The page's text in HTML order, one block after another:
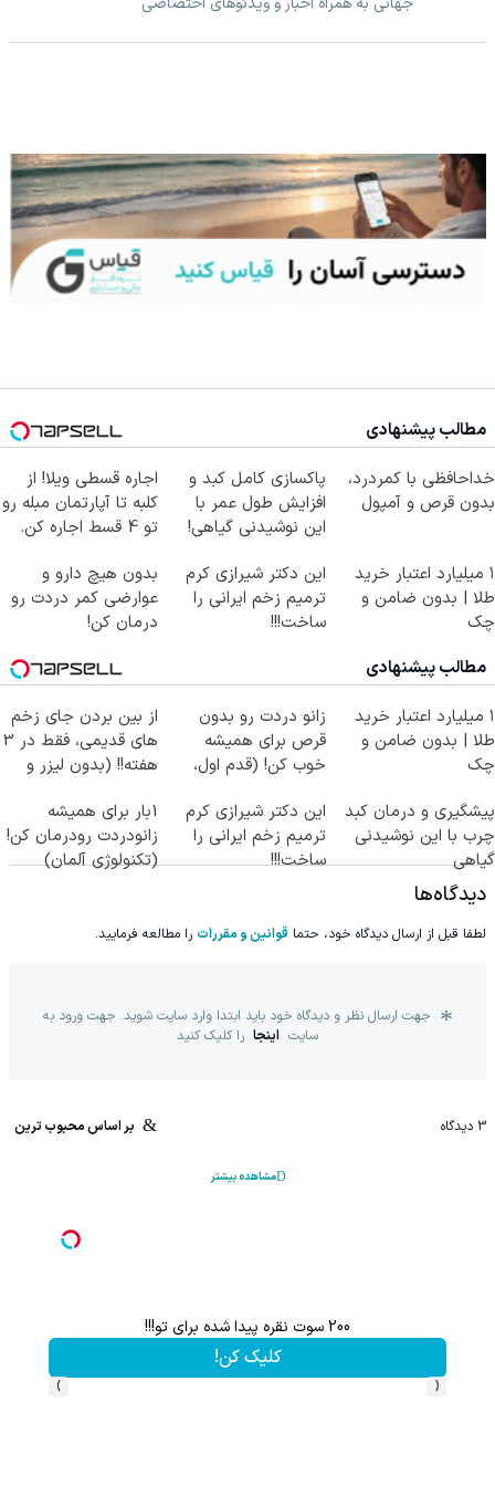
مطالب پیشنهادی
خداحافظی با کمردرد،
بدون قرص و آمپول
پاکسازی کامل کبد و
افزایش طول عمر با
این نوشیدنی گیاهی!
اجاره‌ قسطی ویلا! از
کلبه تا آپارتمان مبله رو
تو 4 قسط اجاره کن.
۱ میلیارد اعتبار خرید
طلا | بدون ضامن و
چک
این دکتر شیرازی کرم
ترمیم زخم ایرانی را
ساخت!!!
بدون هیچ دارو و
عوارضی کمر دردت رو
درمان کن!
مطالب پیشنهادی
۱ میلیارد اعتبار خرید
طلا | بدون ضامن و
چک
زانو دردت رو بدون
قرص برای همیشه
خوب کن! (قدم اول،
از بین بردن جای زخم
های قدیمی، فقط در 3
هفته!! (بدون لیزر و
پیشگیری و درمان کبد
چرب با این نوشیدنی
گیاهی
این دکتر شیرازی کرم
ترمیم زخم ایرانی را
ساخت!!!
1بار برای همیشه
زانودردت رودرمان کن!
(تکنولوژی آلمان)
دیدگاه‌ها
لطفا قبل از ارسال دیدگاه خود، حتما قوانین و مقررات را مطالعه فرمایید.
جهت ارسال نظر و دیدگاه خود باید ابتدا وارد سایت شوید. جهت ورود به
سایت اینجا را کلیک کنید
3 دیدگاه بر اساس محبوب ترین
مشاهده بیشتر
با خرید اول از گریم 200 سوت هدیه بگیر
کلیک کن!
‹
›